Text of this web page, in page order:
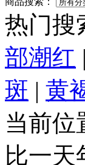
热门搜
部潮红 |
斑 | 黄
当前位
比一天